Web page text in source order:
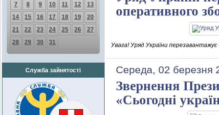
7
8 9 10 11 12
13
14
15 16 17 18 19
20
21
22 23 24 25 26
27
28
29 30 31
Служба зайнятості
оперативного
Увага! Уряд України
Середа, 02 березня
Звернення
«Сьогодні